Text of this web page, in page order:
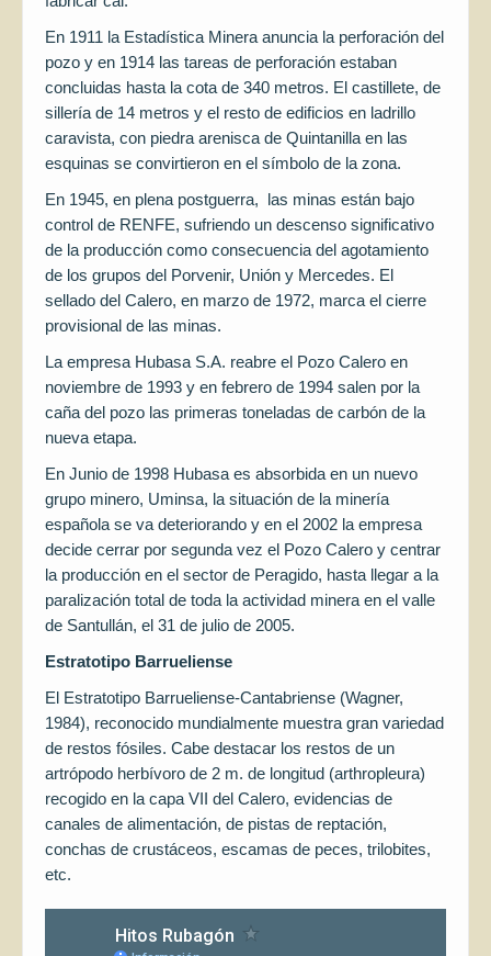
En 1911 la Estadística Minera anuncia la perforación del
pozo y en 1914 las tareas de perforación estaban
concluidas hasta la cota de 340 metros. El castillete, de
sillería de 14 metros y el resto de edificios en ladrillo
caravista, con piedra arenisca de Quintanilla en las
esquinas se convirtieron en el símbolo de la zona.
En 1945, en plena postguerra, las minas están bajo
control de RENFE, sufriendo un descenso significativo
de la producción como consecuencia del agotamiento
de los grupos del Porvenir, Unión y Mercedes. El
sellado del Calero, en marzo de 1972, marca el cierre
provisional de las minas.
La empresa Hubasa S.A. reabre el Pozo Calero en
noviembre de 1993 y en febrero de 1994 salen por la
caña del pozo las primeras toneladas de carbón de la
nueva etapa.
En Junio de 1998 Hubasa es absorbida en un nuevo
grupo minero, Uminsa, la situación de la minería
española se va deteriorando y en el 2002 la empresa
decide cerrar por segunda vez el Pozo Calero y centrar
la producción en el sector de Peragido, hasta llegar a la
paralización total de toda la actividad minera en el valle
de Santullán, el 31 de julio de 2005.
Estratotipo Barrueliense
El Estratotipo Barrueliense-Cantabriense (Wagner,
1984), reconocido mundialmente muestra gran variedad
de restos fósiles. Cabe destacar los restos de un
artrópodo herbívoro de 2 m. de longitud (arthropleura)
recogido en la capa VII del Calero, evidencias de
canales de alimentación, de pistas de reptación,
conchas de crustáceos, escamas de peces, trilobites,
etc.